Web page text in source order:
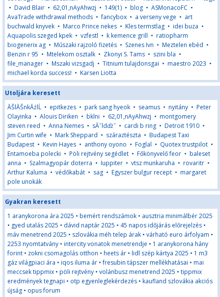
• David Blair • 62,01,nAyAhwzj • 149(1) • blog • ASMonacoFC •
AvaTrade withdrawal methods •fancybox • a verseny vege • art
buchwald knyvek • Marco Prince nekes • Kles termstlag • idei buza •
Aquapolis szeged kpek • vzfestl • k kemence grill • ratiopharm
biogenerix ag • Műszaki rajzoló fizetés • Szenes Ivn • Meztelen ebéd •
Benzin r 95 • Mtelekom osztalk • Zkonyi S. Tams • szini bla •
file_manager • Mszaki vizsgadj • Titnium tulajdonsgai • maestro 2023 •
michael korda success! • Karsen Liotta
Utoljára keresett
ĂŠlĂŠnkĂźlĹ • epitkezes • park sang hyeok • seamus • nyitány • Peter
Olayinka • Alouis Diriken • bklni • 62,01,nAyAhwzj • montgomery
steven reed • Anna Nemes • sĂˇldďż˝ • cardi b ring • Detroit 1910 •
Jim Curtin wife • Mark Sheppard • száraztészta • Budapest Taxi
Budapest • Kevin Hayes • anthony oyono • Foglal • Quotex trustpilot •
Entamoeba polecki • Pöli rejtvény segédlet • Főkönyvelő feor • baleset
anna • Szalmagyopár doterra • Iuppiter • vtsz munkaruha • rovaritr •
Arthur Kaluma • védőkabát • sag • Egyszer bulgur recept • margaret
pole unokák
Gyakran keresett
1 aranykorona ára 2025 • bemért rendszámok • ausztria minimálbér 2025
• gyed utalás 2025 • dávid naptár 2025 • 45 napos időjárás előrejelzés •
máv menetrend 2025 • szlovákia méh telep árak • várható euro árfolyam •
2253 nyomtatvány • intercity vonatok menetrendje • 1 aranykorona hány
forint • zokni csomagolás otthon • heets ár • lidl szép kártya 2025 • 1 m3
gáz világpiaci ára • iqos iluma ár •fresubin tápszer mellékhatásai • mai
meccsek tippmix • pöli rejtvény • volánbusz menetrend 2025 • tippmix
eredmények tegnapi • otp egyenleglekérdezés • kaufland szlovákia akciós
újság • opus forum